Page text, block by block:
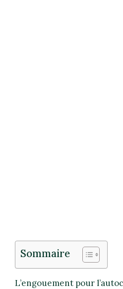
Sommaire
L’engouement pour